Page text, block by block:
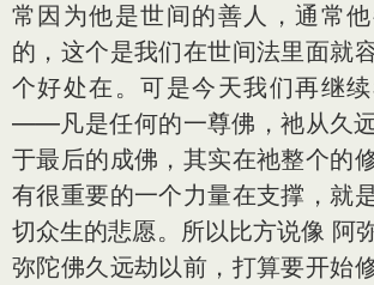
常因为他是世间的善人，通常
的，这个是我们在世间法里面就
个好处在。可是今天我们再继
——凡是任何的一尊佛，祂从久
于最后的成佛，其实在祂整个的
有很重要的一个力量在支撑，就
切众生的悲愿。所以比方说像 阿
弥陀佛久远劫以前，打算要开始